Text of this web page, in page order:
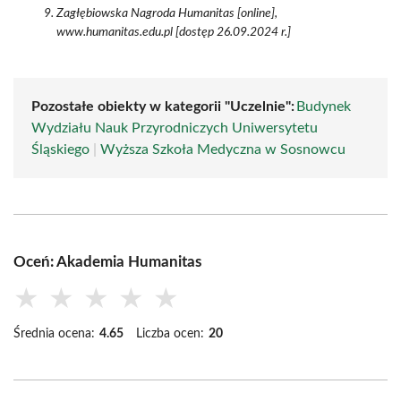
Zagłębiowska Nagroda Humanitas [online],
www.humanitas.edu.pl [dostęp 26.09.2024 r.]
Pozostałe obiekty w kategorii "Uczelnie": Budynek
Wydziału Nauk Przyrodniczych Uniwersytetu
Śląskiego
Wyższa Szkoła Medyczna w Sosnowcu
Oceń: Akademia Humanitas
★ ★ ★ ★ ★
Średnia ocena: 4.65 Liczba ocen: 20